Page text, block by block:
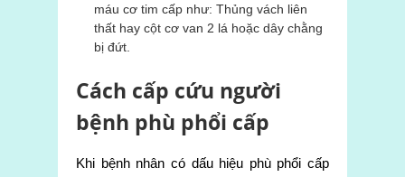
máu cơ tim cấp như: Thủng vách liên
thất hay cột cơ van 2 lá hoặc dây chằng
bị đứt.
Cách cấp cứu người
bệnh phù phổi cấp
Khi bệnh nhân có dấu hiệu phù phổi cấp